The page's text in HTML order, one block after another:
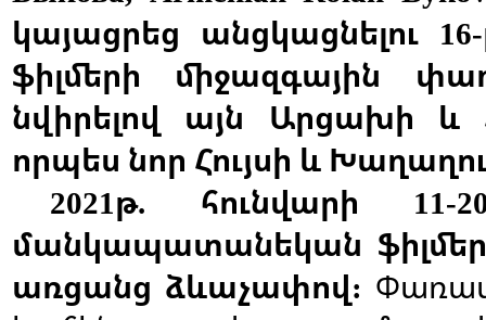
կայացրեց անցկացնելու16-
ֆիլմերի
միջազգային
նվիրելով
այն Արցախի և
որպես նոր Հույսի և
2021թ. հունվարի 11-
մանկապատանեկան
առցանց ձևաչափով: